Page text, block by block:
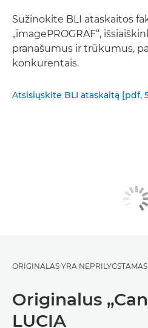
Sužinokite BLI ataskaitos
„imagePROGRAF“,
pranašumus ir trūkumus,
konkurentais.
Atsisiųskite BLI ataskaitą [pdf,
ORIGINALAS YRA NEPRILYGSTAMAS
Originalus
LUCIA